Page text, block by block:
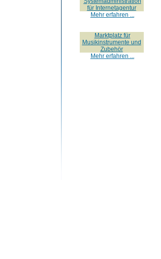
für Internetagentur
Mehr erfahren ...
Marktplatz für
Musikinstrumente und
Zubehör
Mehr erfahren ...